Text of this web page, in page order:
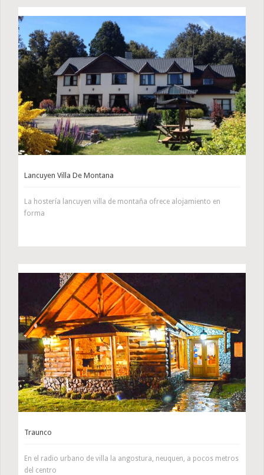
Lancuyen Villa De Montana
La hostería lancuyen villa de montaña ofrece alojamiento en
forma
Traunco
En el radio urbano de villa la angostura, neuquen, a pocos metros
del centro